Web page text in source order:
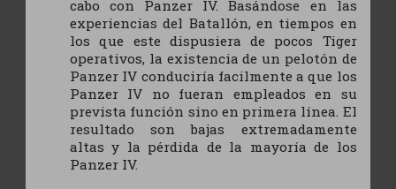
cabo con Panzer IV. Basándose en las
experiencias del Batallón, en tiempos en
los que este dispusiera de pocos Tiger
operativos, la existencia de un pelotón de
Panzer IV conduciría facilmente a que los
Panzer IV no fueran empleados en su
prevista función sino en primera línea. El
resultado son bajas extremadamente
altas y la pérdida de la mayoría de los
Panzer IV.